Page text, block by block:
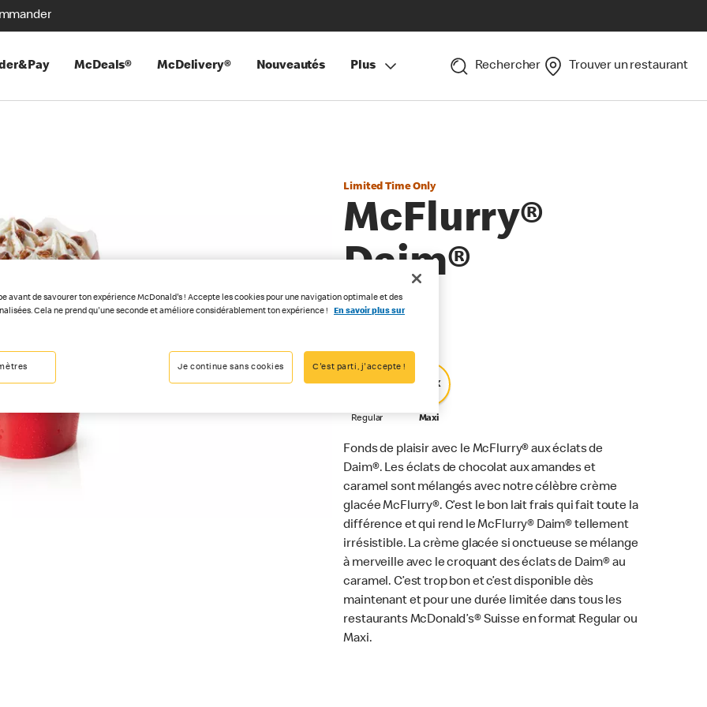
McDeals® McDelivery® Nouveautés Plus Rechercher Trouver un restaurant
Limited Time Only
McFlurry®
Daim®
Reg
Regular
Max
Maxi
Fonds de plaisir avec le McFlurry® aux éclats de
Daim®. Les éclats de chocolat aux amandes et
caramel sont mélangés avec notre célèbre crème
glacée McFlurry®. C’est le bon lait frais qui fait toute la
différence et qui rend le McFlurry® Daim® tellement
irrésistible. La crème glacée si onctueuse se mélange
à merveille avec le croquant des éclats de Daim® au
caramel. C’est trop bon et c’est disponible dès
maintenant et pour une durée limitée dans tous les
restaurants McDonald’s® Suisse en format Regular ou
Maxi.
avant de savourer ton expérience McDonald's ! Accepte les cookies pour une navigation optimale et des
Cela ne prend qu'une seconde et améliore considérablement ton expérience !
En savoir plus sur
Je continue sans cookies C'est parti, j'accepte !